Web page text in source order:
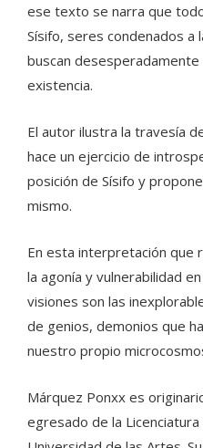
ese texto se narra que
Sísifo, seres condenados a
buscan
existencia.
El autor ilustra la travesía
hace un ejercicio de
posición de Sísifo y
mismo.
En esta interpretación que
la agonía y vulnerabilidad
visiones son las
de genios, demonios que
nuestro propio
Márquez Ponxx es
egresado de la